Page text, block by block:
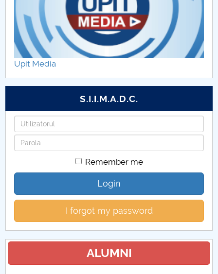
Upit Media
S.I.I.M.A.D.C.
Username
Password
Remember me
Login
I forgot my password
ALUMNI